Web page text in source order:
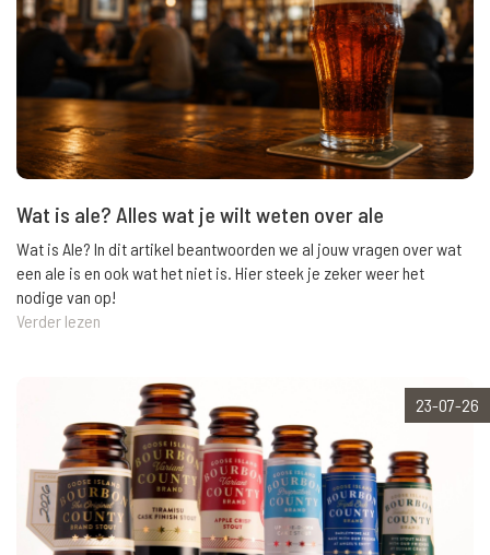
Wat is ale? Alles wat je wilt weten over ale
Wat is Ale? In dit artikel beantwoorden we al jouw vragen over wat
een ale is en ook wat het niet is. Hier steek je zeker weer het
nodige van op!
Verder lezen
23-07-26